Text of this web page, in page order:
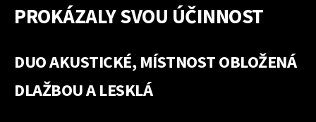
PROKÁZALY SVOU ÚČINNOST
DUO AKUSTICKÉ, MÍSTNOST OBLOŽENÁ
DLAŽBOU A LESKLÁ